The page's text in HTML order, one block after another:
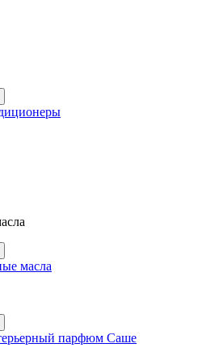
масла
парфюм Саше